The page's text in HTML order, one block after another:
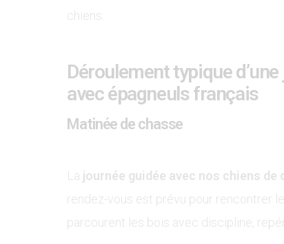
chiens.
Déroulement typique
avec épagneuls français
Matinée de chasse
La journée guidée avec nos chiens
rendez-vous est prévu pour rencontrer
parcourent les bois avec discipline,